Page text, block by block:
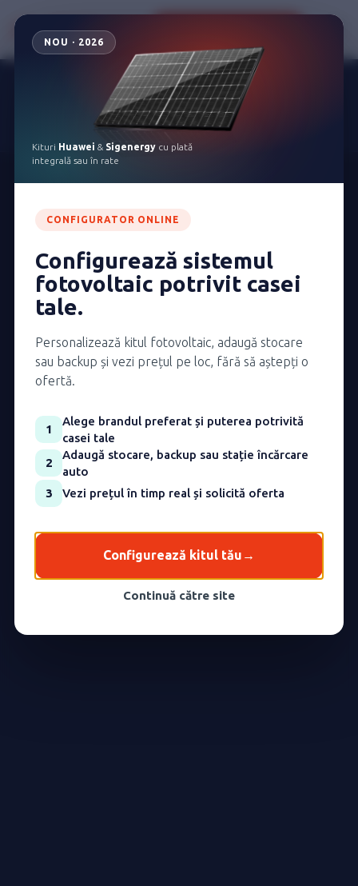
NOU · 2026
Kituri Huawei & Sigenergy cu plată
integrală sau în rate
CONFIGURATOR ONLINE
Configurează sistemul
fotovoltaic potrivit casei
tale.
Personalizează kitul fotovoltaic, adaugă stocare
sau backup și vezi prețul pe loc, fără să aștepți o
ofertă.
1
Alege brandul preferat și puterea potrivită
casei tale
2
Adaugă stocare, backup sau stație încărcare
auto
3
Vezi prețul în timp real și solicită oferta
Configurează kitul tău →
Continuă către site
Noile noastre oferte Huawei și Sigenergy sunt
disponibile cu plată integrală sau în rate
Vezi ofertele